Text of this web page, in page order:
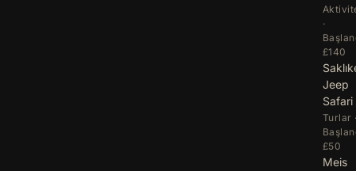
·
£140
Jeep
Safari
Turlar
£50
Meis